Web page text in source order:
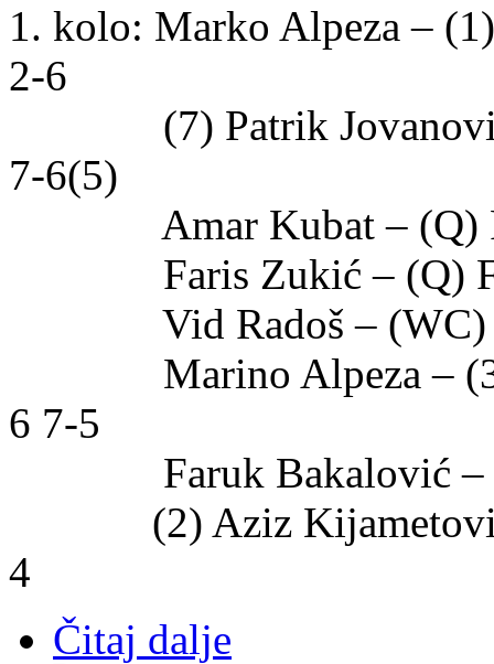
1. kolo: Marko Alpeza –
2-6
(7) Patrik Jovanović
7-6(5)
Amar Kubat – (Q)
Faris Zukić – (Q)
Vid Radoš – (WC)
Marino Alpeza – (3)
6 7-5
Faruk Bakalović –
(2) Aziz Kijametović
4
Čitaj dalje